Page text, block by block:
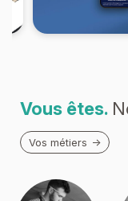
Vous êtes.
Vos métiers